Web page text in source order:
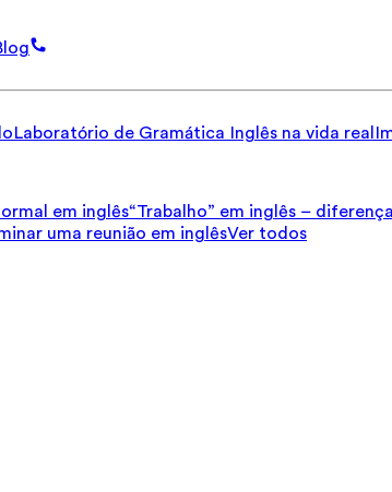
Laboratório de Gramática Inglês na vida real
em inglês“Trabalho” em inglês –
uma reunião em inglêsVer todos